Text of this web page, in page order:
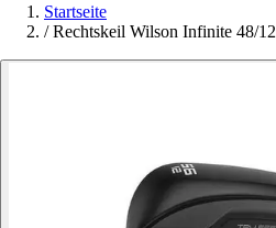
Startseite
/ Rechtskeil Wilson Infinite 48/12